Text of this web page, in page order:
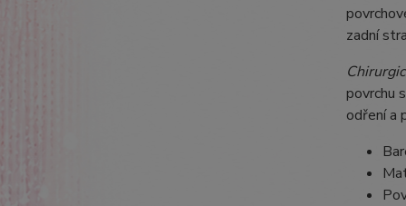
zadní
povrchu
odření a